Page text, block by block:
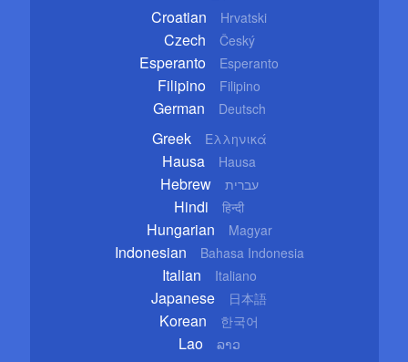
Croatian Hrvatski
Czech Český
Esperanto Esperanto
Filipino Filipino
German Deutsch
Greek Ελληνικά
Hausa Hausa
Hebrew עברית
Hindi हिन्दी
Hungarian Magyar
Indonesian Bahasa Indonesia
Italian Italiano
Japanese 日本語
Korean 한국어
Lao ລາວ